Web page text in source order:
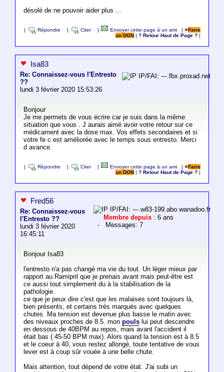
désolé de ne pouvoir aider plus ...
Répondre Citer Envoyer cette page à un ami |
Faire
un DON
|? Retour Haut de Page ?
Isa83
Re: Connaissez-vous l'Entresto
??
lundi 3 février 2020 15:53:26
IP/FAI: ---.fbx.proxad.net
Bonjour
Je me permets de vous écrire car je suis dans la même
situation que vous . J aurais aimé avoir votre retour sur ce
médicament avec la dose max. Vos effets secondaires et si
votre fe c est améliorée avec le temps sous entresto. Merci
d avance.
Répondre Citer Envoyer cette page à un ami |
Faire
un DON
|? Retour Haut de Page ?
Fred56
Re: Connaissez-vous
l'Entresto ??
lundi 3 février 2020
16:45:11
IP/FAI: ---.w83-199.abo.wanadoo.fr
Membre depuis : 6 ans
- Messages: 7
Bonjour Isa83
l'entresto n'a pas changé ma vie du tout. Un léger mieux par
rapport au Ramipril que je prenais avant mais peut-être est
ce aussi tout simplement du à la stabilisation de la
pathologie.
ce que je peux dire c'est que les malaises sont toujours là,
bien présents, et certains très marqués avec quelques
chutes. Ma tension est devenue plus basse le matin avec
des niveaux proches de 8.5. mon poulslui peut descendre
en dessous de 40BPM au repos, mais avant l'accident il
était bas ( 45-50 BPM max). Alors quand la tension est à 8.5
et le coeur à 40, vous restez allongé, toute tentative de vous
lever est à coup sûr vouée à une belle chute.
Mais attention, tout dépend de votre état. J'ai subi un